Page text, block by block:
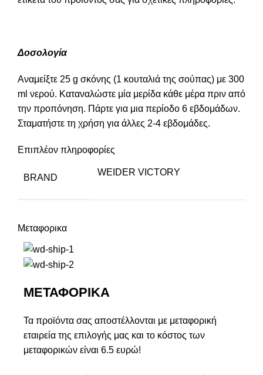
Δοσολογία
Αναμείξτε 25 g σκόνης (1 κουταλιά της σούπας) με 300
ml νερού. Καταναλώστε μία μερίδα κάθε μέρα πριν από
την προπόνηση. Πάρτε για μια περίοδο 6 εβδομάδων.
Σταματήστε τη χρήση για άλλες 2-4 εβδομάδες.
Επιπλέον πληροφορίες
BRAND
WEIDER VICTORY
Μεταφορικα
ΜΕΤΑΦΟΡΙΚΑ
Τα προϊόντα σας αποστέλλονται με μεταφορική
εταιρεία της επιλογής μας και το κόστος των
μεταφορικών είναι 6.5 ευρώ!